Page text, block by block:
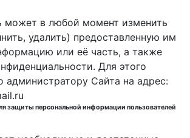
может в любой момент изменить
удалить) предоставленную им
или её часть, а также
Для этого
администратору Сайта на адрес:
защиты персональной информации пользователей